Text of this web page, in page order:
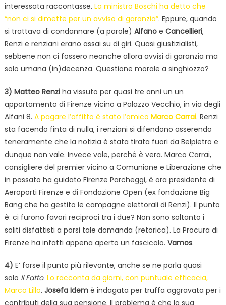
interessata raccontasse. La ministro Boschi ha detto che
“non ci si dimette per un avviso di garanzia”. Eppure, quando
si trattava di condannare (a parole) Alfanoe Cancellieri,
Renzi e renziani erano assai su di giri. Quasi giustizialisti,
sebbene non ci fossero neanche allora avvisi di garanzia ma
solo umana (in)decenza. Questione morale a singhiozzo?
3) Matteo Renziha vissuto per quasi tre anni un un
appartamento di Firenze vicino a Palazzo Vecchio, in via degli
Alfani 8. A pagare l’affitto è stato l’amico Marco Carrai. Renzi
sta facendo finta di nulla, i renziani si difendono asserendo
teneramente che la notizia è stata tirata fuori da Belpietro e
dunque non vale. Invece vale, perché è vera. Marco Carrai,
consigliere del premier vicino a Comunione e Liberazione che
in passato ha guidato Firenze Parcheggi, è ora presidente di
Aeroporti Firenze e di Fondazione Open (ex fondazione Big
Bang che ha gestito le campagne elettorali di Renzi). Il punto
è: ci furono favori reciproci tra i due? Non sono soltanto i
soliti disfattisti a porsi tale domanda (retorica). La Procura di
Firenze ha infatti appena aperto un fascicolo. Vamos.
4) E’ forse il punto più rilevante, anche se ne parla quasi
solo Il Fatto. Lo racconta da giorni, con puntuale efficacia,
Marco Lillo. Josefa Idemè indagata per truffa aggravata per i
contributi della sua pensione. Il problema è che la sua